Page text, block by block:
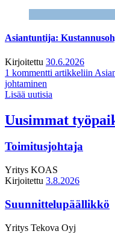
Asiantuntija:
Kirjoitettu 30.6.2026
1 kommentti artikkeliin
johtaminen
Lisää uutisia
Uusimmat
Toimitusjohtaja
Yritys KOAS
Kirjoitettu 3.8.2026
Suunnittelupäällikkö
Yritys Tekova Oyj